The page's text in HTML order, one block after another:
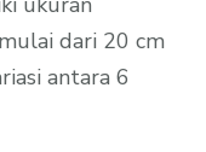
dari 20 cm
antara 6